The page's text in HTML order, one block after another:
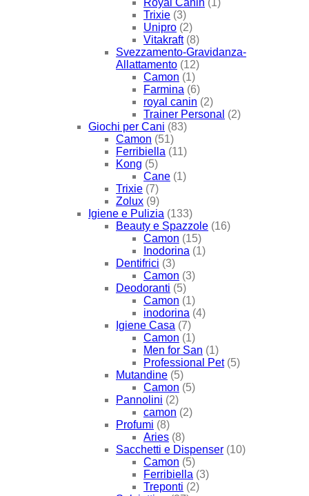
Royal Canin (1)
Trixie (3)
Unipro (2)
Vitakraft (8)
Svezzamento-Gravidanza-
Allattamento (12)
Camon (1)
Farmina (6)
royal canin (2)
Trainer Personal (2)
Giochi per Cani (83)
Camon (51)
Ferribiella (11)
Kong (5)
Cane (1)
Trixie (7)
Zolux (9)
Igiene e Pulizia (133)
Beauty e Spazzole (16)
Camon (15)
Inodorina (1)
Dentifrici (3)
Camon (3)
Deodoranti (5)
Camon (1)
inodorina (4)
Igiene Casa (7)
Camon (1)
Men for San (1)
Professional Pet (5)
Mutandine (5)
Camon (5)
Pannolini (2)
camon (2)
Profumi (8)
Aries (8)
Sacchetti e Dispenser (10)
Camon (5)
Ferribiella (3)
Treponti (2)